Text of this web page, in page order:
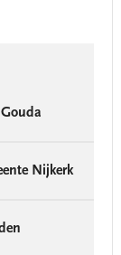
Nijkerk